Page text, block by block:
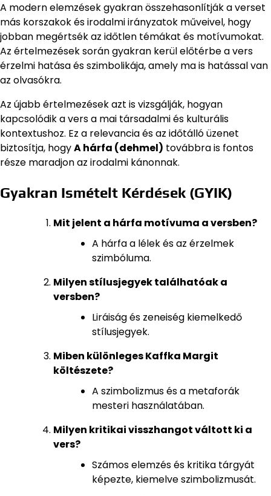
A modern elemzések gyakran összehasonlítják a verset
más korszakok és irodalmi irányzatok műveivel, hogy
jobban megértsék az időtlen témákat és motívumokat.
Az értelmezések során gyakran kerül előtérbe a vers
érzelmi hatása és szimbolikája, amely ma is hatással van
az olvasókra.
Az újabb értelmezések azt is vizsgálják, hogyan
kapcsolódik a vers a mai társadalmi és kulturális
kontextushoz. Ez a relevancia és az időtálló üzenet
biztosítja, hogyA hárfa (dehmel) továbbra is fontos
része maradjon az irodalmi kánonnak.
Gyakran Ismételt Kérdések (GYIK)
Mit jelent a hárfa motívuma a versben?
A hárfa a lélek és az érzelmek
szimbóluma.
Milyen stílusjegyek találhatóak a
versben?
Liráiság és zeneiség kiemelkedő
stílusjegyek.
Miben különleges Kaffka Margit
költészete?
A szimbolizmus és a metaforák
mesteri használatában.
Milyen kritikai visszhangot váltott ki a
vers?
Számos elemzés és kritika tárgyát
képezte, kiemelve szimbolizmusát.